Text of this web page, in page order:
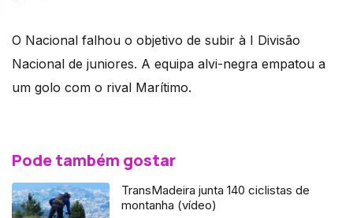
O Nacional falhou o objetivo de subir à I Divisão
Nacional de juniores. A equipa alvi-negra empatou a
um golo com o rival Marítimo.
Pode também gostar
TransMadeira junta 140 ciclistas de
montanha (vídeo)